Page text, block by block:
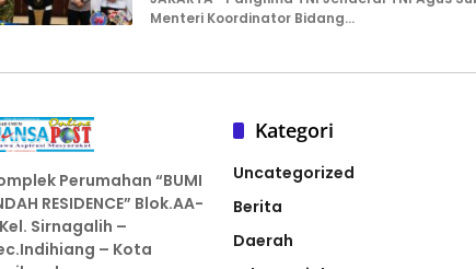
Menteri Koordinator Bidang…
Perumahan “BUMI
RESIDENCE” Blok.AA-
Sirnagalih –
– Kota
Kategori
Uncategorized
Berita
Daerah